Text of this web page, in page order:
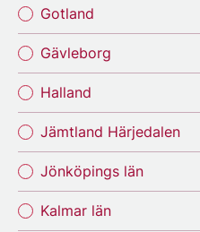
Gotland
Gävleborg
Halland
Jämtland Härjedalen
Jönköpings län
Kalmar län